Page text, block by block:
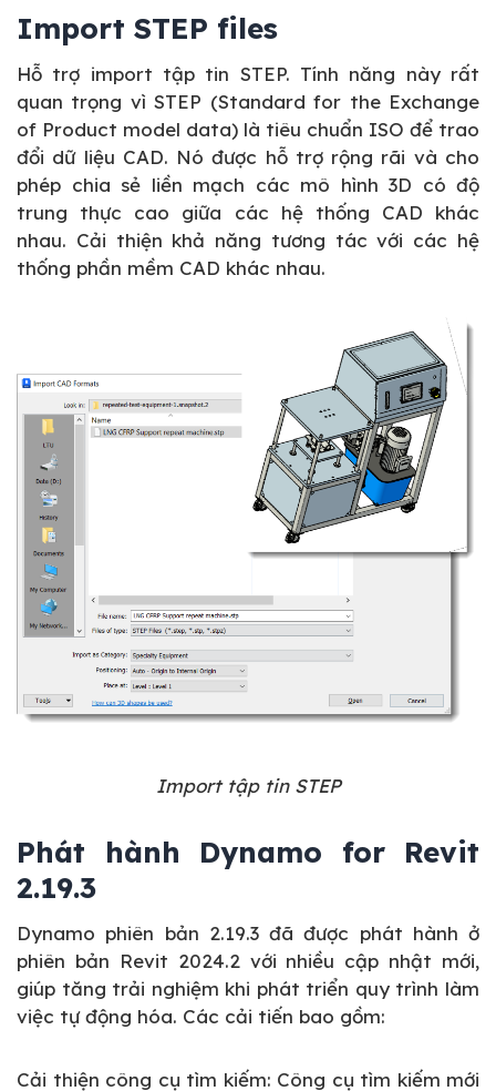
Import STEP files
Hỗ trợ import tập tin STEP. Tính năng này rất
quan trọng vì STEP (Standard for the Exchange
of Product model data) là tiêu chuẩn ISO để trao
đổi dữ liệu CAD. Nó được hỗ trợ rộng rãi và cho
phép chia sẻ liền mạch các mô hình 3D có độ
trung thực cao giữa các hệ thống CAD khác
nhau. Cải thiện khả năng tương tác với các hệ
thống phần mềm CAD khác nhau.
Import tập tin STEP
Phát hành Dynamo for Revit
2.19.3
Dynamo phiên bản 2.19.3 đã được phát hành ở
phiên bản Revit 2024.2 với nhiều cập nhật mới,
giúp tăng trải nghiệm khi phát triển quy trình làm
việc tự động hóa. Các cải tiến bao gồm:
Cải thiện công cụ tìm kiếm: Công cụ tìm kiếm mới